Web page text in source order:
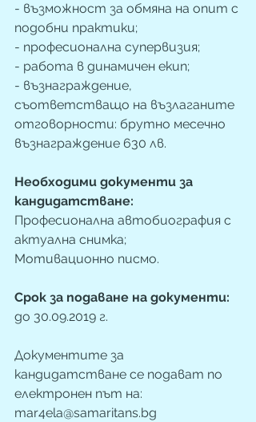
- възможност за обмяна на опит с
подобни практики;
- професионална супервизия;
- работа в динамичен екип;
- възнаграждение,
съответстващо на възлаганите
отговорности: брутно месечно
възнаграждение 630 лв.
Необходими документи за
кандидатстване:
Професионална автобиография с
актуална снимка;
Мотивационно писмо.
Срок за подаване на документи:
до 30.09.2019 г.
Документите за
кандидатстване се подават по
електронен път на:
mar4ela@samaritans.bg